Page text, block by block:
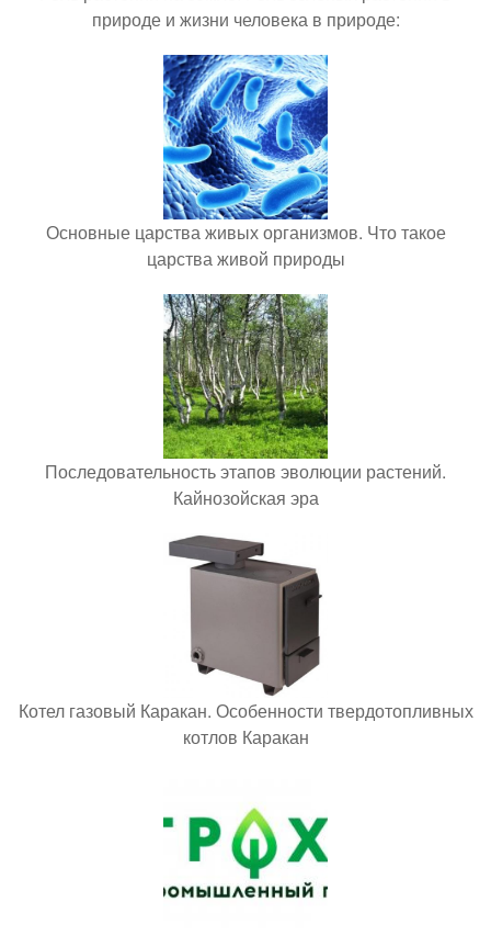
природе и жизни человека в природе:
Основные царства живых организмов. Что такое
царства живой природы
Последовательность этапов эволюции растений.
Кайнозойская эра
Котел газовый Каракан. Особенности твердотопливных
котлов Каракан